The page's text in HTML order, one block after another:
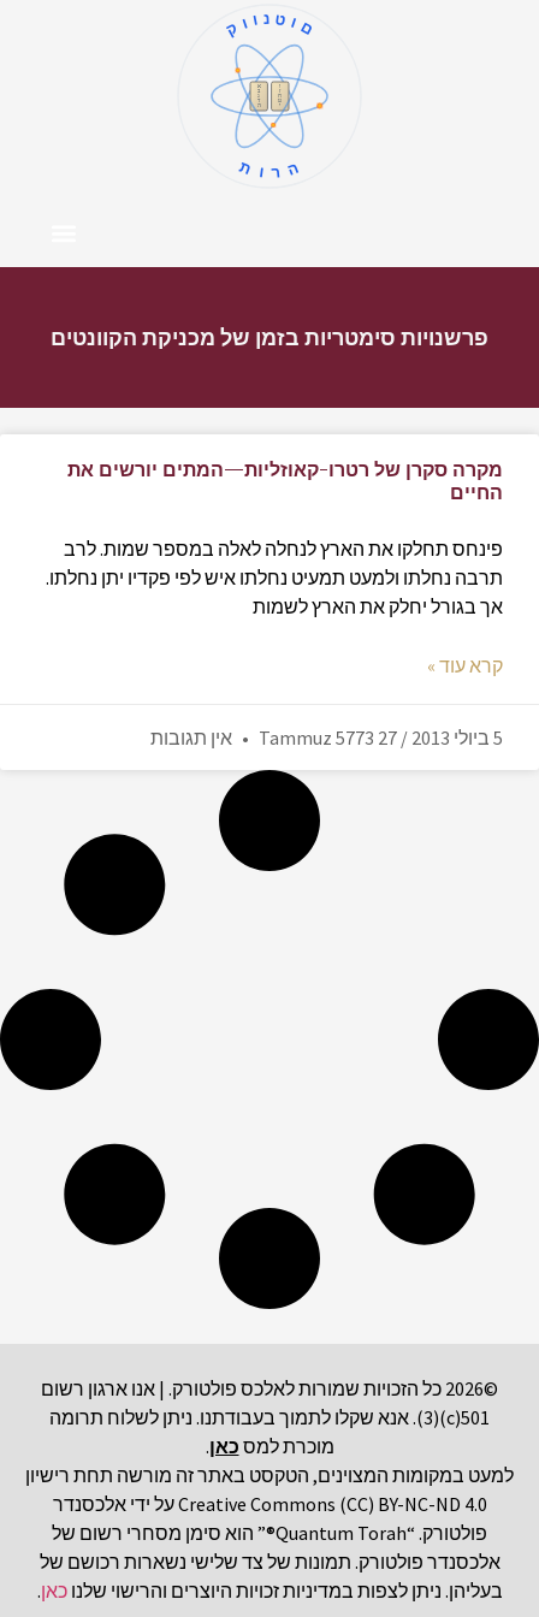
א
ב
ג
ד
ה
ו
ז
ח
ט
י
קוונטום
תורה
פרשנויות סימטריות בזמן של מכניקת הקוונטים
מקרה סקרן של רטרו-קאוזליות—המתים יורשים את
החיים
פינחס תחלקו את הארץ לנחלה לאלה במספר שמות. לרב
תרבה נחלתו ולמעט תמעיט נחלתו איש לפי פקדיו יתן נחלתו.
אך בגורל יחלק את הארץ לשמות
קרא עוד »
5 ביולי 2013 / 27 Tammuz 5773 אין תגובות
©2026 כל הזכויות שמורות לאלכס פולטורק. | אנו ארגון רשום
501(c)(3). אנא שקלו לתמוך בעבודתנו. ניתן לשלוח תרומה
מוכרת למס כאן.
למעט במקומות המצוינים, הטקסט באתר זה מורשה תחת רישיון
Creative Commons (CC) BY-NC-ND 4.0 על ידי אלכסנדר
פולטורק. “Quantum Torah®” הוא סימן מסחרי רשום של
אלכסנדר פולטורק. תמונות של צד שלישי נשארות רכושם של
בעליהן. ניתן לצפות במדיניות זכויות היוצרים והרישוי שלנוכאן.